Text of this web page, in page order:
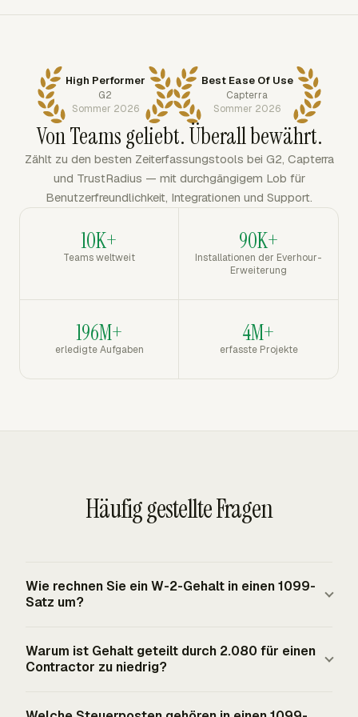
High Performer
G2
Sommer 2026
Best Ease Of Use
Capterra
Sommer 2026
Von Teams geliebt. Überall bewährt.
Zählt zu den besten Zeiterfassungstools bei G2, Capterra
und TrustRadius — mit durchgängigem Lob für
Benutzerfreundlichkeit, Integrationen und Support.
10K+
Teams weltweit
90K+
Installationen der Everhour-
Erweiterung
196M+
erledigte Aufgaben
4M+
erfasste Projekte
Häufig gestellte Fragen
Wie rechnen Sie ein W-2-Gehalt in einen 1099-
Satz um?
addieren Sie dann Geschäfts-Overhead, einen selbst
finanzierten Benefits-Ersatz und Steuerrücklagen. Teilen
Warum ist Gehalt geteilt durch 2.080 für einen
Contractor zu niedrig?